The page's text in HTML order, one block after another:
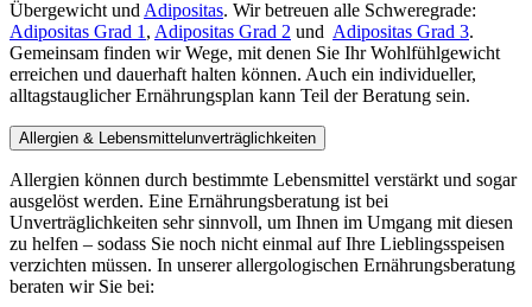
Übergewicht und Adipositas. Wir betreuen alle Schweregrade:
Adipositas Grad 1 , Adipositas Grad 2 und Adipositas Grad 3.
Gemeinsam finden wir Wege, mit denen Sie Ihr Wohlfühlgewicht
erreichen und dauerhaft halten können. Auch ein individueller,
alltagstauglicher Ernährungsplan kann Teil der Beratung sein.
Allergien & Lebensmittelunverträglichkeiten
Allergien können durch bestimmte Lebensmittel verstärkt und sogar
ausgelöst werden. Eine Ernährungsberatung ist bei
Unverträglichkeiten sehr sinnvoll, um Ihnen im Umgang mit diesen
zu helfen – sodass Sie noch nicht einmal auf Ihre Lieblingsspeisen
verzichten müssen. In unserer allergologischen Ernährungsberatung
beraten wir Sie bei: